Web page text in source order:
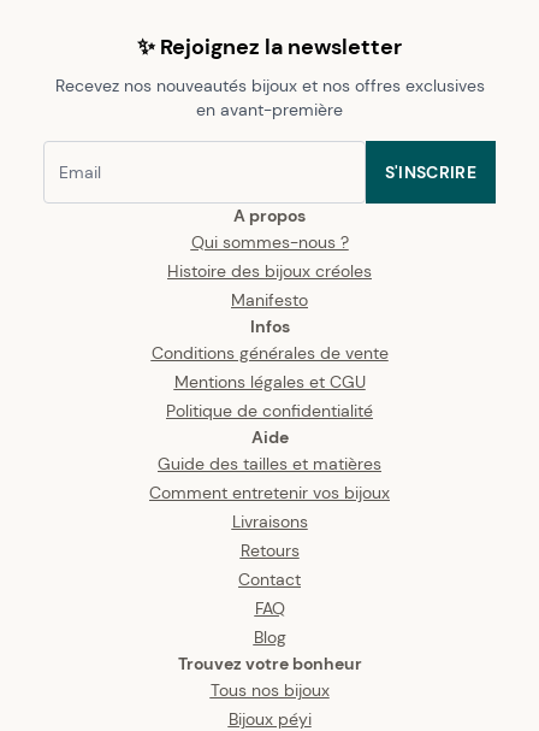
A propos
Qui sommes-nous ?
Histoire des bijoux créoles
Manifesto
Infos
Conditions générales de vente
Mentions légales et CGU
Politique de confidentialité
Aide
Guide des tailles et matières
Comment entretenir vos bijoux
Livraisons
Retours
Contact
FAQ
Blog
Trouvez votre bonheur
Tous nos bijoux
Bijoux péyi
✨ Rejoignez la newsletter
Recevez nos nouveautés bijoux et nos offres exclusives
en avant-première
S'INSCRIRE